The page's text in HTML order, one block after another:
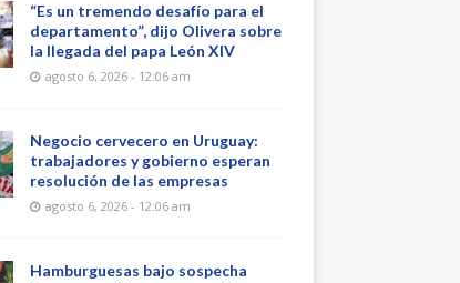
“Es un tremendo desafío para el
departamento”, dijo Olivera sobre
la llegada del papa León XIV
agosto 6, 2026 - 12:06 am
Negocio cervecero en Uruguay:
trabajadores y gobierno esperan
resolución de las empresas
agosto 6, 2026 - 12:06 am
Hamburguesas bajo sospecha